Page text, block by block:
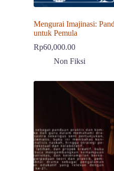
Mengurai Imajinasi:
untuk Pemula
Rp60,000.00
Non Fiksi